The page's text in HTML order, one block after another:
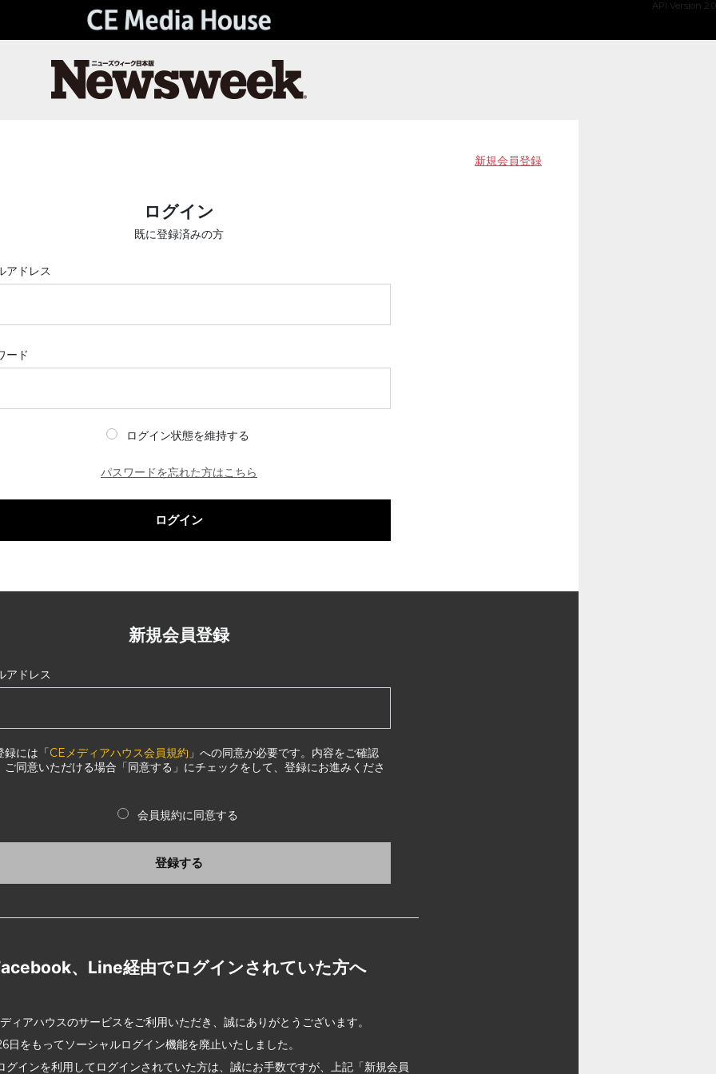
API Version 2.0
新規会員登録
ログイン
既に登録済みの方
アドレス
ード
ログイン状態を維持する
パスワードを忘れた方はこちら
ログイン
新規会員登録
アドレス
録には「CEメディアハウス会員規約 」への同意が必要です。内容をご確認
ご同意いただける場合「同意する」にチェックをして、登録にお進みくださ
会員規約に同意する
登録する
、Line経由でログインされていた方へ
ィアハウスのサービスをご利用いただき、誠にありがとうございます。
日をもってソーシャルログイン機能を廃止いたしました。
グインを利用してログインされていた方は、誠にお手数ですが、上記「新規会員